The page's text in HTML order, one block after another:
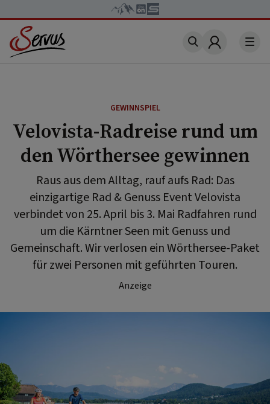
Account
GEWINNSPIEL
Velovista-Radreise rund um
den Wörthersee gewinnen
Raus aus dem Alltag, rauf aufs Rad: Das
einzigartige Rad & Genuss Event Velovista
verbindet von 25. April bis 3. Mai Radfahren rund
um die Kärntner Seen mit Genuss und
Gemeinschaft. Wir verlosen ein Wörthersee-Paket
für zwei Personen mit geführten Touren.
Anzeige